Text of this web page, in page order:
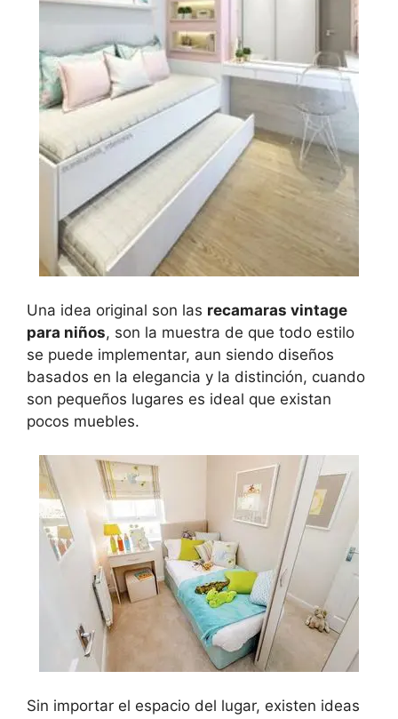
Una idea original son las recamaras vintage
para niños, son la muestra de que todo estilo
se puede implementar, aun siendo diseños
basados en la elegancia y la distinción, cuando
son pequeños lugares es ideal que existan
pocos muebles.
Sin importar el espacio del lugar, existen ideas